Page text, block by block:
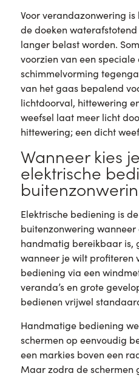
Voor verandazonwering
de doeken
langer belast worden.
voorzien van een
schimmelvorming
van het gaas bepalend
lichtdoorval, hittewering
weefsel laat meer licht
hittewering; een dicht
Wanneer kies
elektrische
Elektrische bediening is
buitenzonwering
handmatig bereikbaar is,
wanneer je wilt profiteren
bediening via een
veranda’s en grote
bedienen vrijwel
Handmatige bediening
schermen op eenvoudig
een markies boven een
Maar zodra de schermen